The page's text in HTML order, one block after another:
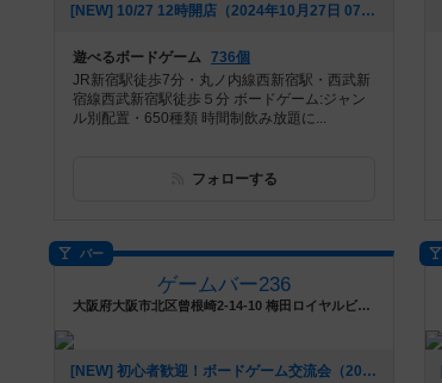
[NEW] 10/27 12時開店（2024年10月27日 07時39分）
遊べるボードゲーム 736個
JR新宿駅徒歩7分・丸ノ内線西新宿駅・西武新
宿線西武新宿駅徒歩５分 ボードゲーム:ジャン
ル別配置・650種類 時間制飲み放題に...
フォローする
バー
ゲームバー236
大阪府大阪市北区曾根崎2-14-10 梅田ロイヤルビル5F
[NEW] 初心者歓迎！ボードゲーム交流会（2024年09月04日 17時48分）